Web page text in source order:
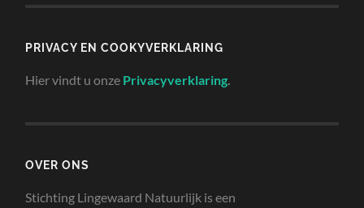
PRIVACY EN COOKYVERKLARING
Hier vindt u onze Privacyverklaring.
OVER ONS
Stichting Lingewaard Natuurlijk is een